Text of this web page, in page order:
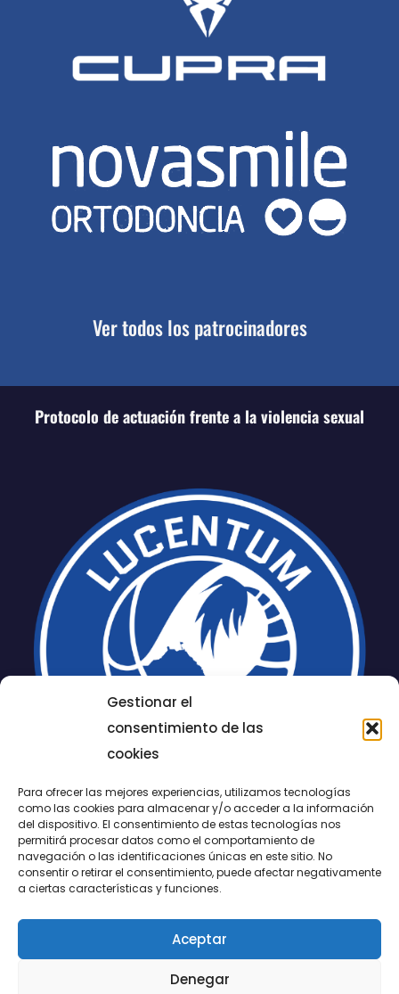
Gestionar el
consentimiento de las
cookies
Para ofrecer las mejores experiencias, utilizamos tecnologías
como las cookies para almacenar y/o acceder a la información
del dispositivo. El consentimiento de estas tecnologías nos
permitirá procesar datos como el comportamiento de
navegación o las identificaciones únicas en este sitio. No
consentir o retirar el consentimiento, puede afectar negativamente
a ciertas características y funciones.
Aceptar
Denegar
Ver todos los patrocinadores
Protocolo de actuación frente a la violencia sexual
LUCENTUM
ALICANTE
CONTACTO